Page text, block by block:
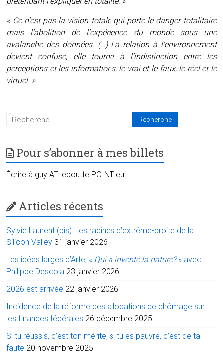
« Ce n’est pas la vision totale qui porte le danger totalitaire
mais l’abolition de l’expérience du monde sous une
avalanche des données. (…) La relation à l’environnement
devient confuse, elle tourne à l’indistinction entre les
perceptions et les informations, le vrai et le faux, le réel et le
virtuel. »
Pour s’abonner à mes billets
Écrire à guy AT leboutte POINT eu
Articles récents
Sylvie Laurent (bis) : les racines d’extrême-droite de la
Silicon Valley 31 janvier 2026
Les idées larges d’Arte, « Qui a inventé la nature?» avec
Philippe Descola 23 janvier 2026
2026 est arrivée 22 janvier 2026
Incidence de la réforme des allocations de chômage sur
les finances fédérales 26 décembre 2025
Si tu réussis, c’est ton mérite, si tu es pauvre, c’est de ta
faute 20 novembre 2025